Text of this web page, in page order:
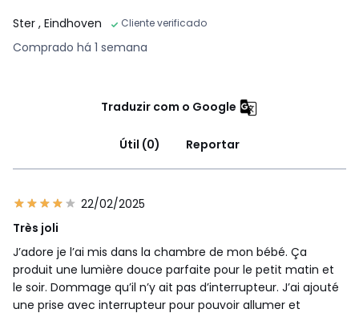
Ster , Eindhoven Cliente verificado
Comprado há 1 semana
Traduzir com o Google
Útil (0) Reportar
22/02/2025
Très joli
J’adore je l’ai mis dans la chambre de mon bébé. Ça
produit une lumière douce parfaite pour le petit matin et
le soir. Dommage qu’il n’y ait pas d’interrupteur. J’ai ajouté
une prise avec interrupteur pour pouvoir allumer et